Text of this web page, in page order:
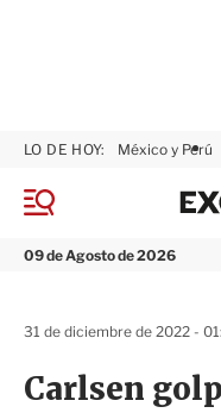
M
n
09 de Agosto de 2026
LO DE HOY: México y Perú
Carlsen
31 de diciembre de 2022 -